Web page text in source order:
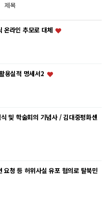
제목
온라인 추모로 대체
용실적 명세서2
및 학술회의 기념사 / 김대중평화센
청 등 허위사실 유포 혐의로 탈북민